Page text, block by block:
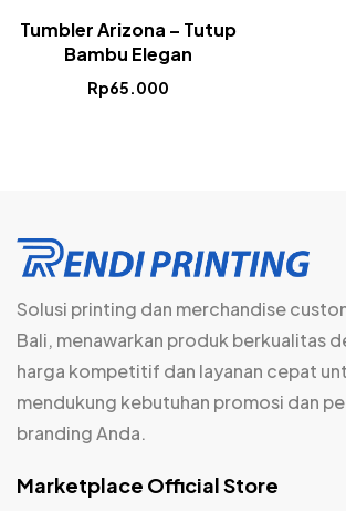
Tumbler Arizona – Tutup
Bambu Elegan
Rp65.000
Solusi printing dan merchandise
Bali, menawarkan produk berkualitas
harga kompetitif dan layanan cepat
mendukung kebutuhan promosi dan
branding Anda.
Marketplace Official Store